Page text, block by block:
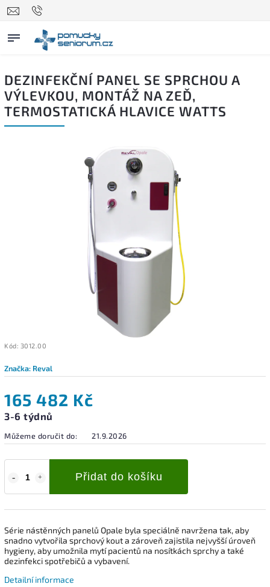
DEZINFEKČNÍ PANEL SE SPRCHOU A
VÝLEVKOU, MONTÁŽ NA ZEĎ,
TERMOSTATICKÁ HLAVICE WATTS
Kód: 3012.00
Značka: Reval
165 482 Kč
3-6 týdnů
Můžeme doručit do: 21.9.2026
Přidat do košíku
Série nástěnných panelů Opale byla speciálně navržena tak, aby
snadno vytvořila sprchový kout a zároveň zajistila nejvyšší úroveň
hygieny, aby umožnila mytí pacientů na nosítkách sprchy a také
dezinfekci spotřebičů a vybavení.
Detailní informace